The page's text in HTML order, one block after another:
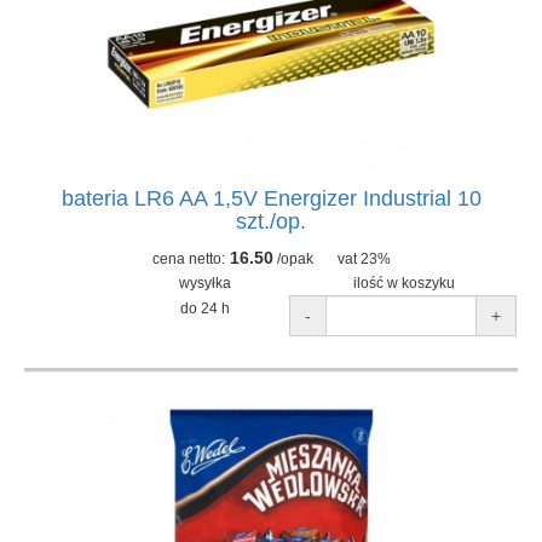
bateria LR6 AA 1,5V Energizer Industrial 10
szt./op.
cena netto: 16.50/opak
vat 23%
wysyłka
ilość w koszyku
do 24 h
- +